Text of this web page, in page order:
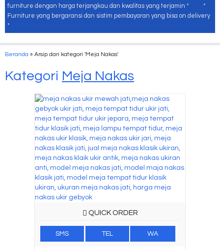
furniture dengan harga terjangkau dan kwalitas yang terjamin *
*
Furniture yang bergaransi dan sistim pembayaran yang bisa on delivery
*
Beranda » Arsip dari kategori 'Meja Nakas'
Kategori Meja Nakas
QUICK ORDER
SMS TEL WA